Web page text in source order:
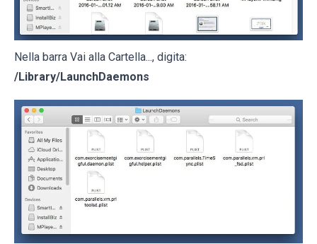
Nella barra Vai alla Cartella..., digita:
/Library/LaunchDaemons